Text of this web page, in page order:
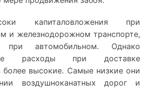
капиталовложения при
и железнодорожном транспорте,
автомобильном. Однако
расходы при доставке
более высокие. Самые низкие они
воздушноканатных дорог и